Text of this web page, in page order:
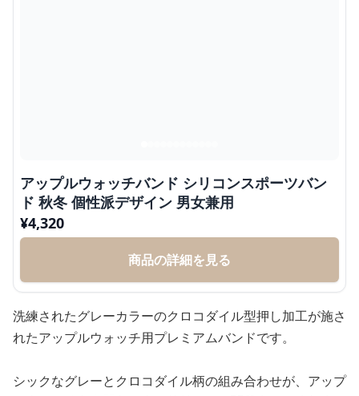
アップルウォッチバンド シリコンスポーツバン
ド 秋冬 個性派デザイン 男女兼用
¥4,320
商品の詳細を見る
洗練されたグレーカラーのクロコダイル型押し加工が施さ
れたアップルウォッチ用プレミアムバンドです。
シックなグレーとクロコダイル柄の組み合わせが、アップ